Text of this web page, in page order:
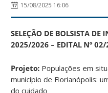
15/08/2025 16:06
SELEÇÃO DE BOLSISTA DE
2025/2026 – EDITAL Nº 02/
Projeto: Populações em
município de Florianópolis:
do cuidado